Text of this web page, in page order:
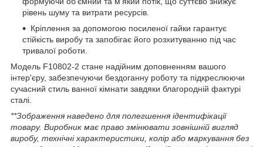
рівень шуму та витрати ресурсів.
Кріплення за допомогою посиленої гайки гарантує
стійкість виробу та запобігає його розхитуванню під час
тривалої роботи.
Модель F10802-2 стане надійним доповненням вашого
інтер'єру, забезпечуючи бездоганну роботу та підкреслюючи
сучасний стиль ванної кімнати завдяки благородній фактурі
сталі.
**Зображення наведено для полегшення ідентифікації
товару. Виробник має право змінювати зовнішній вигляд
виробу, технічні характеристики, колір або маркування без